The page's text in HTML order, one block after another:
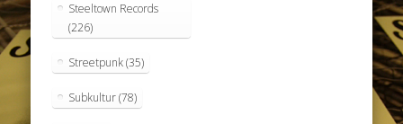
Steeltown Records
(226)
Streetpunk(35)
Subkultur(78)